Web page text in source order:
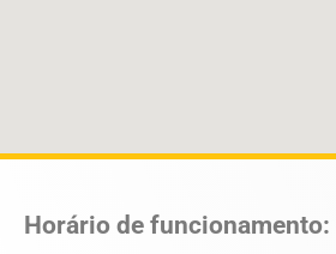
Horário de funcionamento: